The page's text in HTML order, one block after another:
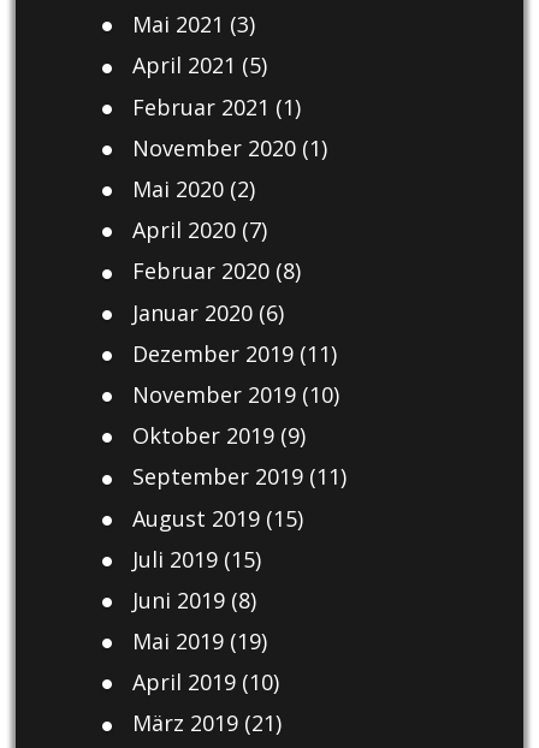
Mai 2021 (3)
April 2021 (5)
Februar 2021 (1)
November 2020(1)
Mai 2020(2)
April 2020(7)
Februar 2020(8)
Januar 2020(6)
Dezember 2019(11)
November 2019(10)
Oktober 2019(9)
September 2019(11)
August 2019(15)
Juli 2019(15)
Juni 2019(8)
Mai 2019(19)
April 2019(10)
März 2019(21)